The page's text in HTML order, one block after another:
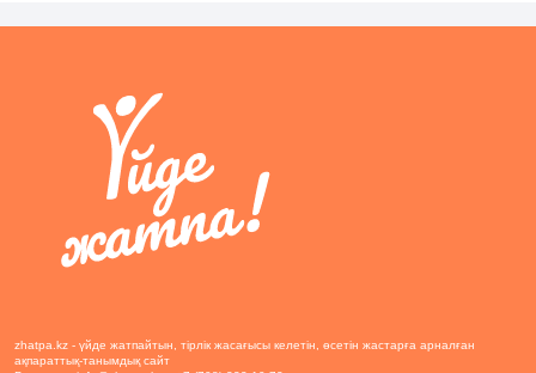
zhatpa.kz - үйде жатпайтын, тірлік жасағысы келетін, өсетін жастарға арналған
ақпараттық-танымдық сайт